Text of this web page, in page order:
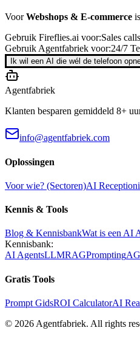
VoorWebshops & E-commerce is
Gebruik Fireflies.ai voor:Sales
Gebruik Agentfabriek voor:24/7
Ik wil een AI die wél de telefoon
Agentfabriek
Klanten besparen gemiddeld 8+
info@agentfabriek.com
Oplossingen
Voor wie? (Sectoren)AI
Kennis & Tools
Blog & KennisbankWat is een AI
Kennisbank:
AI AgentsLLMRAGPrompting
Gratis Tools
Prompt GidsROI CalculatorAI
© 2026 Agentfabriek. All rights